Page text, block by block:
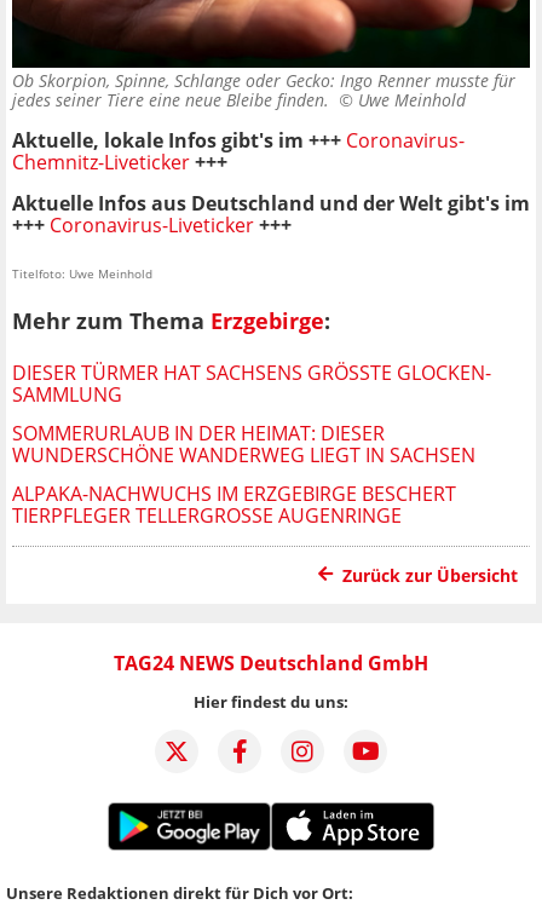
Ob Skorpion, Spinne, Schlange oder Gecko: Ingo Renner musste für
jedes seiner Tiere eine neue Bleibe finden. © Uwe Meinhold
Aktuelle, lokale Infos gibt's im +++ Coronavirus-
Chemnitz-Liveticker+++
Aktuelle Infos aus Deutschland und der Welt gibt's im
+++ Coronavirus-Liveticker+++
Titelfoto: Uwe Meinhold
Mehr zum Thema Erzgebirge:
DIESER TÜRMER HAT SACHSENS GRÖSSTE GLOCKEN-S
AMMLUNG
SOMMERURLAUB IN DER HEIMAT: DIESER
WUNDERSCHÖNE WANDERWEG LIEGT IN SACHSEN
ALPAKA-NACHWUCHS IM ERZGEBIRGE BESCHERT
TIERPFLEGER TELLERGROSSE AUGENRINGE
Zurück zur Übersicht
TAG24 NEWS Deutschland GmbH
Hier findest du uns:
Unsere Redaktionen direkt für Dich vor Ort: